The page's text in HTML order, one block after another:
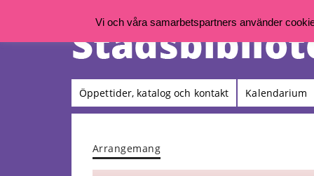
Öppettider, katalog och kontakt Kalendarium
Arrangemang
Vi och våra samarbetspartners använder